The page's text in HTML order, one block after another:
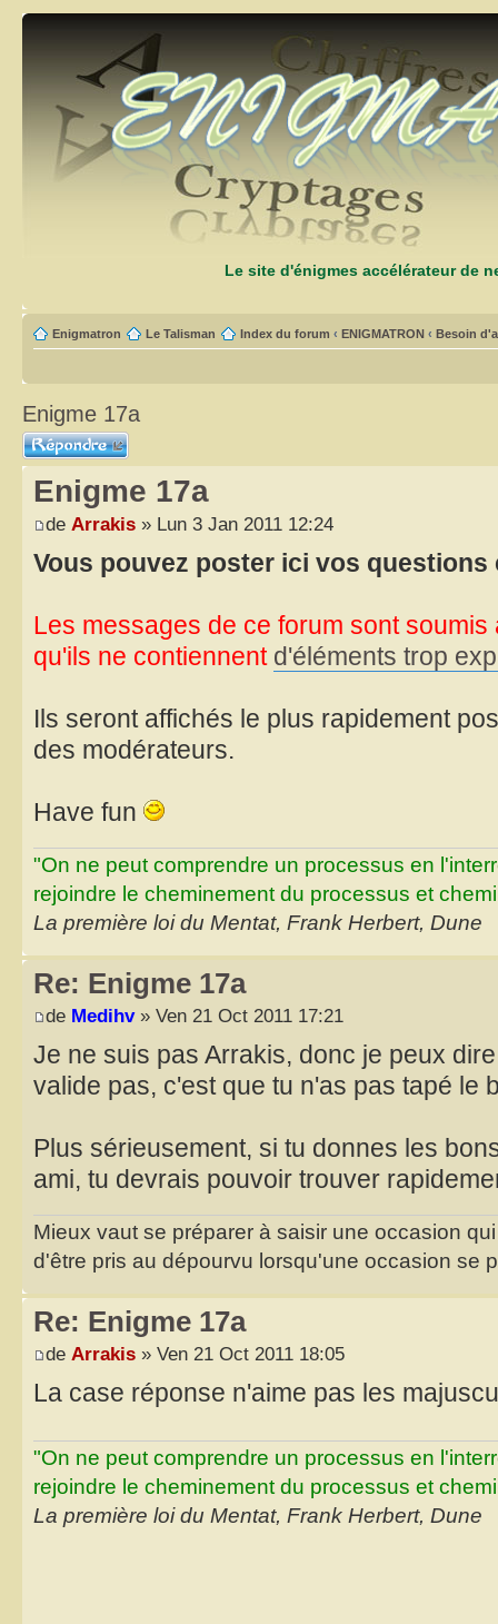
Le site d'énigmes accélérateur de
Enigmatron Le Talisman Index du forum ‹ ENIGMATRON ‹ Besoin
Enigme 17a
Répondre
Enigme 17a
de Arrakis » Lun 3 Jan 2011 12:24
Vous pouvez poster ici vos questions
Les messages de ce forum sont
qu'ils ne contiennent d'éléments trop
Ils seront affichés le plus rapidement
des modérateurs.
Have fun
"On ne peut comprendre un processus en
rejoindre le cheminement du processus et
La première loi du Mentat, Frank Herbert, Dune
Re: Enigme 17a
de Medihv» Ven 21 Oct 2011 17:21
Je ne suis pas Arrakis, donc je peux
valide pas, c'est que tu n'as pas tapé le
Plus sérieusement, si tu donnes les
ami, tu devrais pouvoir trouver
Mieux vaut se préparer à saisir une occasion
d'être pris au dépourvu lorsqu'une occasion se
Re: Enigme 17a
de Arrakis » Ven 21 Oct 2011 18:05
La case réponse n'aime pas les
"On ne peut comprendre un processus en
rejoindre le cheminement du processus et
La première loi du Mentat, Frank Herbert, Dune